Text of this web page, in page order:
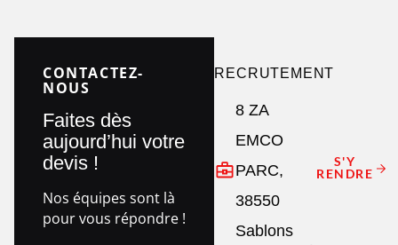
CONTACTEZ-
NOUS
Faites dès
aujourd’hui votre
devis !
Nos équipes sont là
pour vous répondre !
RECRUTEMENT
8 ZA
EMCO
PARC,
38550
Sablons
S'Y
RENDRE